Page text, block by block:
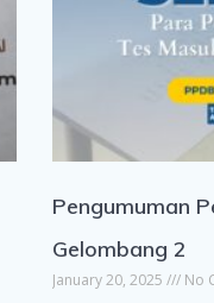
Pengumuman
Gelombang 2
January 20, 2025 No